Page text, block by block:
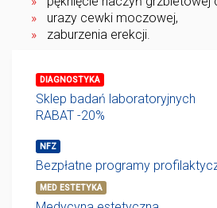
urazy cewki moczowej,
zaburzenia erekcji.
DIAGNOSTYKA
Sklep badań laboratoryjnych
RABAT -20%
NFZ
Bezpłatne programy
MED ESTETYKA